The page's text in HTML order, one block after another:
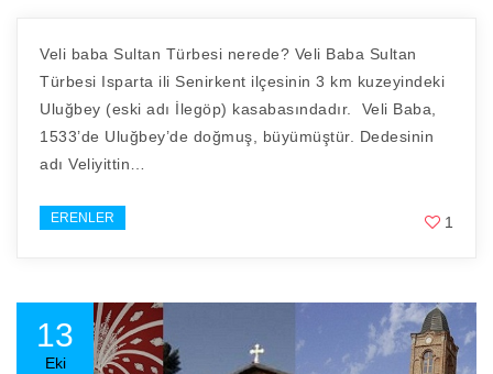
Veli baba Sultan Türbesi nerede? Veli Baba Sultan
Türbesi Isparta ili Senirkent ilçesinin 3 km kuzeyindeki
Uluğbey (eski adı İlegöp) kasabasındadır. Veli Baba,
1533’de Uluğbey’de doğmuş, büyümüştür. Dedesinin
adı Veliyittin…
ERENLER 1
13
Eki